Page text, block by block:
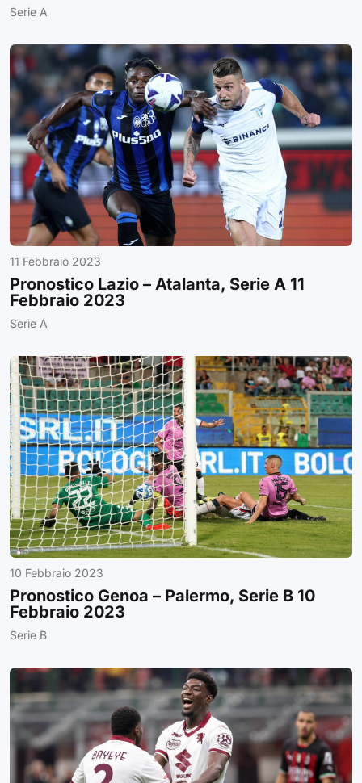
Serie A
11 Febbraio 2023
Pronostico Lazio – Atalanta, Serie A 11
Febbraio 2023
Serie A
10 Febbraio 2023
Pronostico Genoa – Palermo, Serie B 10
Febbraio 2023
Serie B